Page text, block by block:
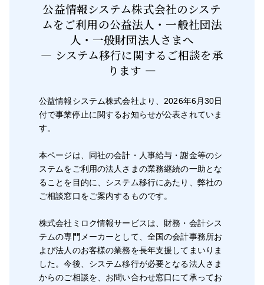
公益情報システム株式会社のシステ
ムをご利用の公益法人・一般社団法
人・一般財団法人さまへ
― システム移行に関するご相談を承
ります ―
公益情報システム株式会社より、2026年6月30日
付で事業停止に関するお知らせが公表されていま
す。
本ページは、同社の会計・人事給与・謝金等のシ
ステムをご利用の法人さまの業務継続の一助とな
ることを目的に、システム移行にあたり、弊社の
ご相談窓口をご案内するものです。
株式会社ミロク情報サービスは、財務・会計シス
テムの専門メーカーとして、全国の会計事務所お
よび法人のお客様の業務を長年支援してまいりま
した。今後、システム移行が必要となる法人さま
からのご相談を、お問い合わせ窓口にて承ってお